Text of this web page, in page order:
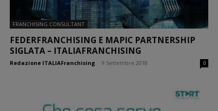
FRANCHISING CONSULTANT
FEDERFRANCHISING E MAPIC PARTNERSHIP
SIGLATA – ITALIAFRANCHISING
Redazione ITALIAFranchising 9 Settembre 2018 0